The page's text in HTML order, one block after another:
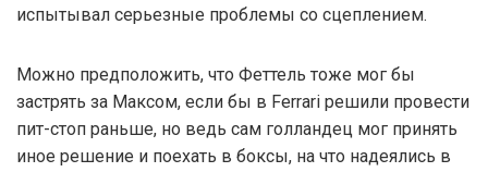
испытывал серьезные проблемы со сцеплением.
Можно предположить, что Феттель тоже мог бы
застрять за Максом, если бы в Ferrari решили провести
пит-стоп раньше, но ведь сам голландец мог принять
иное решение и поехать в боксы, на что надеялись в